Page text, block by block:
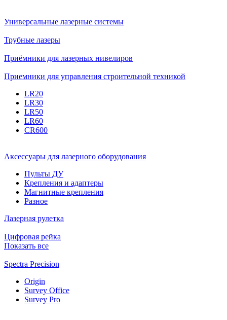
Универсальные лазерные системы
Трубные лазеры
Приёмники для лазерных нивелиров
Приемники для управления строительной техникой
LR20
LR30
LR50
LR60
CR600
Аксессуары для лазерного оборудования
Пульты ДУ
Крепления и адаптеры
Магнитные крепления
Разное
Лазерная рулетка
Цифровая рейка
Показать все
Spectra Precision
Origin
Survey Office
Survey Pro